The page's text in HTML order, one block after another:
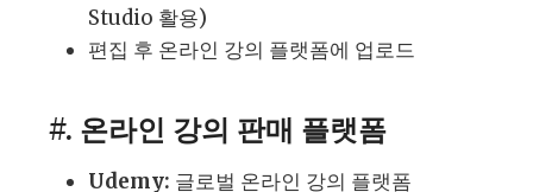
Studio 활용)
편집 후 온라인 강의 플랫폼에 업로드
#. 온라인 강의 판매 플랫폼
Udemy: 글로벌 온라인 강의 플랫폼